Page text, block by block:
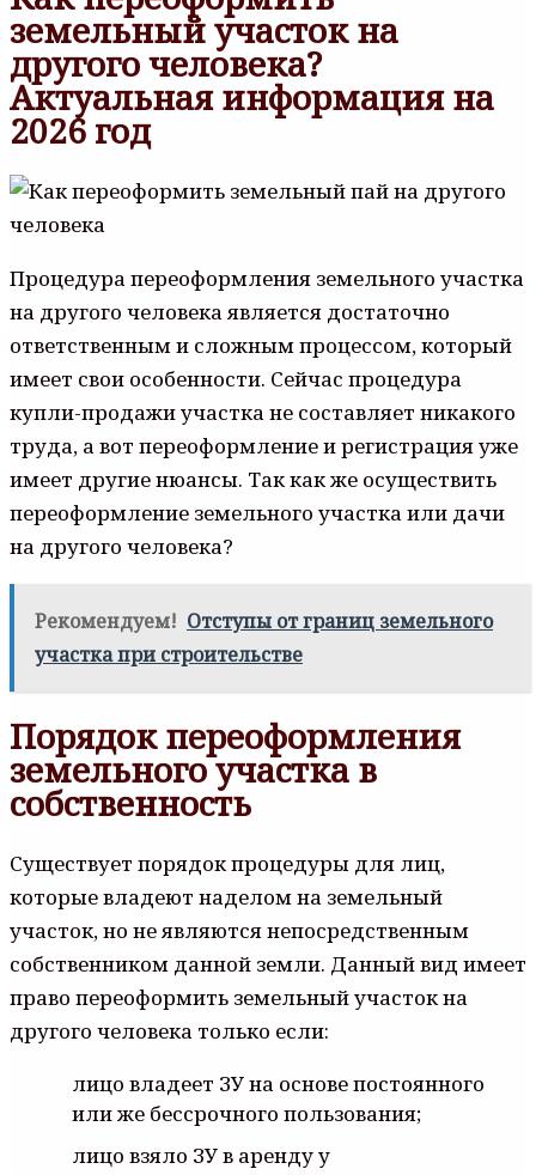
земельный участок на
другого человека?
Актуальная информация на
2026 год
Процедура переоформления земельного участка
на другого человека является достаточно
ответственным и сложным процессом, который
имеет свои особенности. Сейчас процедура
купли-продажи участка не составляет никакого
труда, а вот переоформление и регистрация уже
имеет другие нюансы. Так как же осуществить
переоформление земельного участка или дачи
на другого человека?
Рекомендуем! Отступы от границ земельного
участка при строительстве
Порядок переоформления
земельного участка в
собственность
Существует порядок процедуры для лиц,
которые владеют наделом на земельный
участок, но не являются непосредственным
собственником данной земли. Данный вид имеет
право переоформить земельный участок на
другого человека только если:
лицо владеет ЗУ на основе постоянного
или же бессрочного пользования;
лицо взяло ЗУ в аренду у